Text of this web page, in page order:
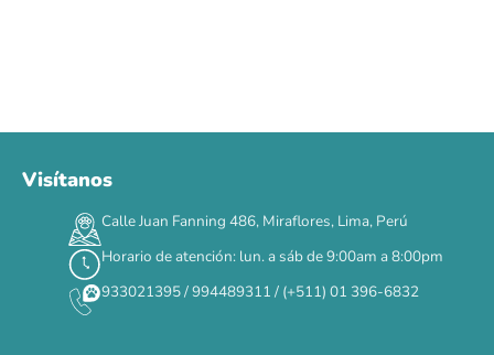
DÍAS HORAS MIN SEG
✕
Visítanos
Calle Juan Fanning 486, Miraflores, Lima, Perú
Horario de atención: lun. a sáb de 9:00am a 8:00pm
933021395 / 994489311 / (+511) 01 396-6832